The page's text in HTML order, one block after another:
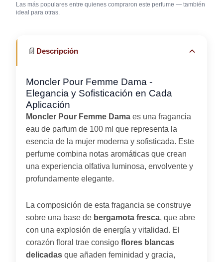
Las más populares entre quienes compraron este perfume — también
ideal para otras.
Trabajo en oficina
📄 Descripción
Moncler Pour Femme Dama -
Elegancia y Sofisticación en Cada
Aplicación
Moncler Pour Femme Dama es una fragancia
eau de parfum de 100 ml que representa la
esencia de la mujer moderna y sofisticada. Este
perfume combina notas aromáticas que crean
una experiencia olfativa luminosa, envolvente y
profundamente elegante.
La composición de esta fragancia se construye
sobre una base de bergamota fresca, que abre
con una explosión de energía y vitalidad. El
corazón floral trae consigo flores blancas
delicadas que añaden feminidad y gracia,